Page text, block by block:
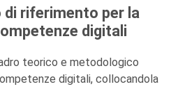
riferimento per la
digitali
teorico e metodologico
digitali, collocandola